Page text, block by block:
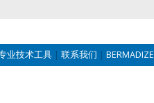
业技术工具 联系我们 BERMADIZE